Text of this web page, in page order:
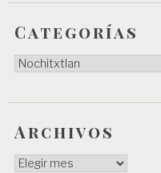
n
t
r
a
d
a
Categorías
Categorías
Archivos
Archivos